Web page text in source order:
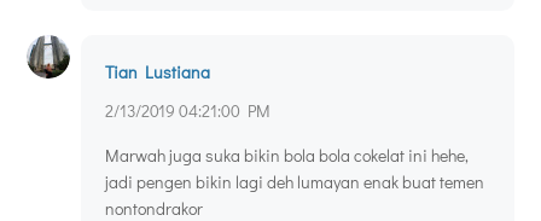
Tian Lustiana
2/13/2019 04:21:00 PM
Marwah juga suka bikin bola bola cokelat ini hehe,
jadi pengen bikin lagi deh lumayan enak buat temen
nontondrakor